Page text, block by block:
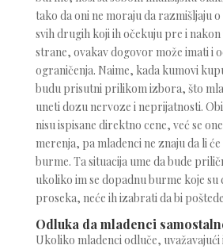
tako da oni ne moraju da razmišljaju
svih drugih koji ih očekuju pre i nakon
strane, ovakav dogovor može imati i
ograničenja. Naime, kada kumovi
budu prisutni prilikom izbora, što
uneti dozu nervoze i neprijatnosti.
nisu ispisane direktno cene, već se
merenja, pa mladenci ne znaju da li
burme. Ta situacija ume da bude
ukoliko im se dopadnu burme koje su
proseka, neće ih izabrati da bi
Odluka da mladenci
Ukoliko mladenci odluče,